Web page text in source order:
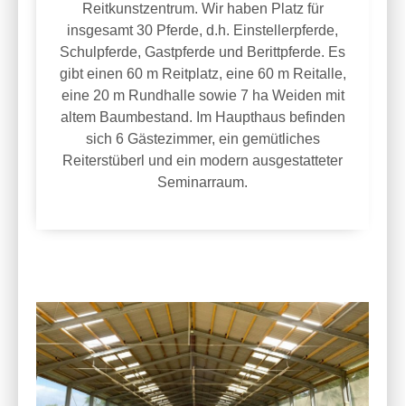
Reitkunstzentrum. Wir haben Platz für
insgesamt 30 Pferde, d.h. Einstellerpferde,
Schulpferde, Gastpferde und Berittpferde. Es
gibt einen 60 m Reitplatz, eine 60 m Reitalle,
eine 20 m Rundhalle sowie 7 ha Weiden mit
altem Baumbestand. Im Haupthaus befinden
sich 6 Gästezimmer, ein gemütliches
Reiterstüberl und ein modern ausgestatteter
Seminarraum.